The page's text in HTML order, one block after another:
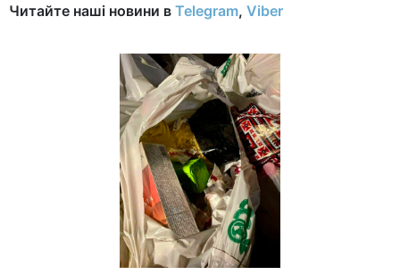
Читайте наші новини в Telegram, Viber